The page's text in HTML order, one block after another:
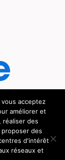
acceptez
améliorer et
réaliser des
des
d'intérêt
réseaux et